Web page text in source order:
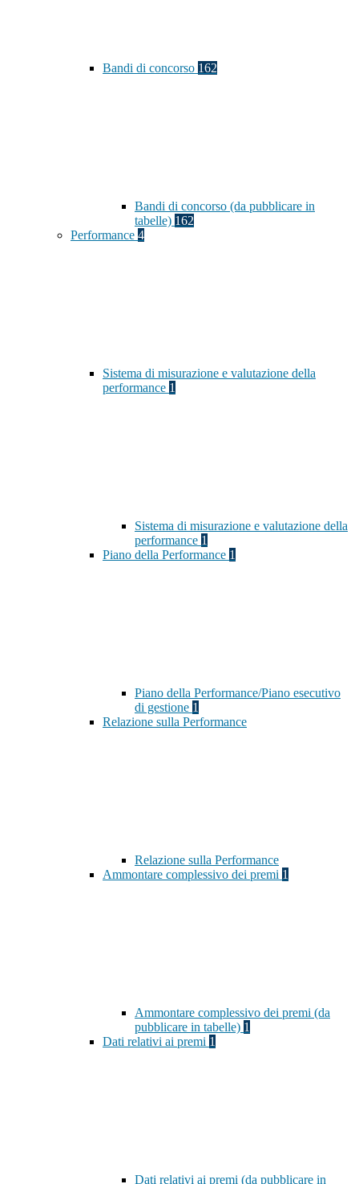
Bandi di concorso 162
Bandi di concorso (da pubblicare in
tabelle) 162
Performance 4
Sistema di misurazione e valutazione della
performance 1
Sistema di misurazione e valutazione della
performance 1
Piano della Performance 1
Piano della Performance/Piano esecutivo
di gestione 1
Relazione sulla Performance
Relazione sulla Performance
Ammontare complessivo dei premi 1
Ammontare complessivo dei premi (da
pubblicare in tabelle) 1
Dati relativi ai premi 1
Dati relativi ai premi (da pubblicare in